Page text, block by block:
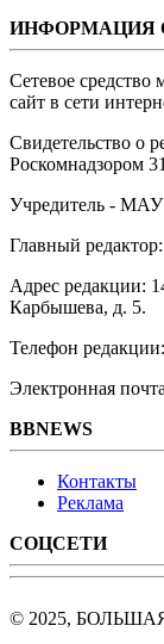
ИНФОРМАЦИЯ
Сетевое
сайт в сети
Свидетельство
Роскомнадзором
Учредитель -
Главный
Адрес редакции:
Карбышева, д. 5.
Телефон
Электронная
BBNEWS
Контакты
Реклама
СОЦСЕТИ
© 2025,